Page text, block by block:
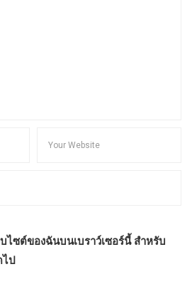
ไซต์ของฉันบนเบราว์เซอร์นี้ สำหรับ
ไป